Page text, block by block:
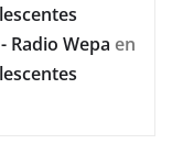
Radio Wepa en